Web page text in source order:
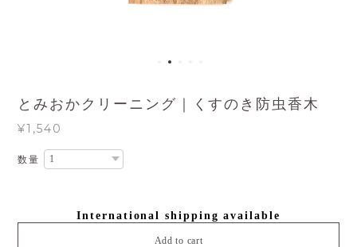
とみおかクリーニング｜くすのき防虫香木
¥1,540
数量
International shipping available
Add to cart